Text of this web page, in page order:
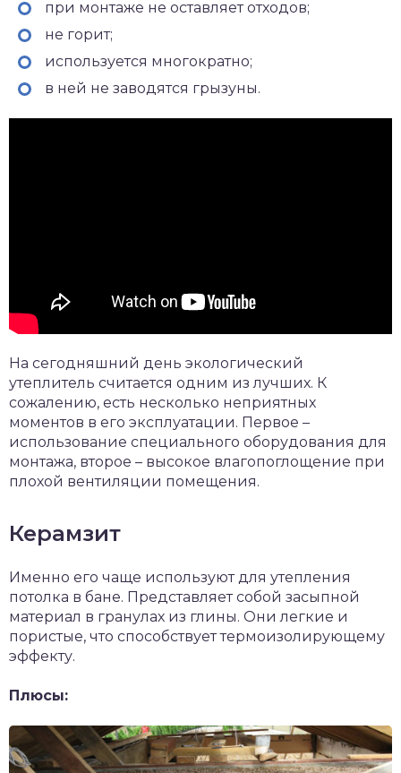
при монтаже не оставляет отходов;
не горит;
используется многократно;
в ней не заводятся грызуны.
На сегодняшний день экологический
утеплитель считается одним из лучших. К
сожалению, есть несколько неприятных
моментов в его эксплуатации. Первое –
использование специального оборудования для
монтажа, второе – высокое влагопоглощение при
плохой вентиляции помещения.
Керамзит
Именно его чаще используют для утепления
потолка в бане. Представляет собой засыпной
материал в гранулах из глины. Они легкие и
пористые, что способствует термоизолирующему
эффекту.
Плюсы: